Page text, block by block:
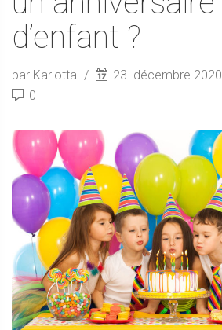
d’enfant ?
par Karlotta 23. décembre 2020
0